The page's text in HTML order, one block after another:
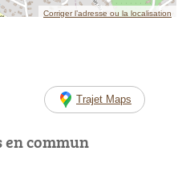
Corriger l’adresse ou la localisation
Trajet Maps
commun